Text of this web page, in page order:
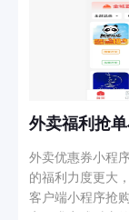
上下联动联系紧
作搭建起一个“
责任明确的智慧
线上线下， 虚实
层社会治理水平
升。 通过 XXX 智慧社区综合服务平台的建设，构建以区为基
础的区、街办、
的统一维护管理
区的工作动态、
提高服务 政府决
市的发展奠定基
外卖福利抢
外卖优惠券小程
的福利力度更大
客户端小程序抢